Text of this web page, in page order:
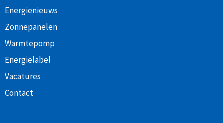
Energienieuws
Zonnepanelen
Warmtepomp
Energielabel
Vacatures
Contact